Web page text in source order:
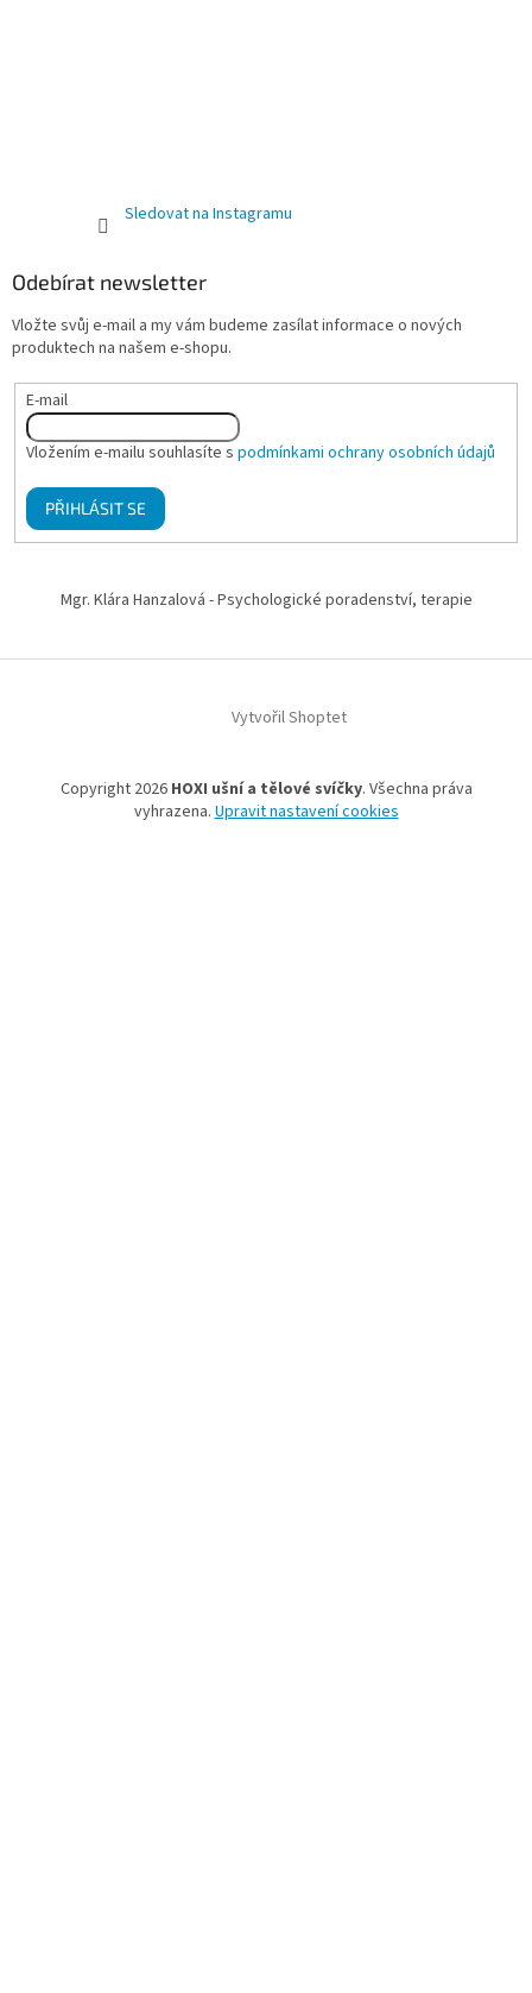
Sledovat na Instagramu
Odebírat newsletter
Vložte svůj e-mail a my vám budeme zasílat informace o nových
produktech na našem e-shopu.
E-mail
Vložením e-mailu souhlasíte s podmínkami ochrany osobních údajů
PŘIHLÁSIT SE
Mgr. Klára Hanzalová - Psychologické poradenství, terapie
Vytvořil Shoptet
Copyright 2026 HOXI ušní a tělové svíčky. Všechna práva
vyhrazena.Upravit nastavení cookies